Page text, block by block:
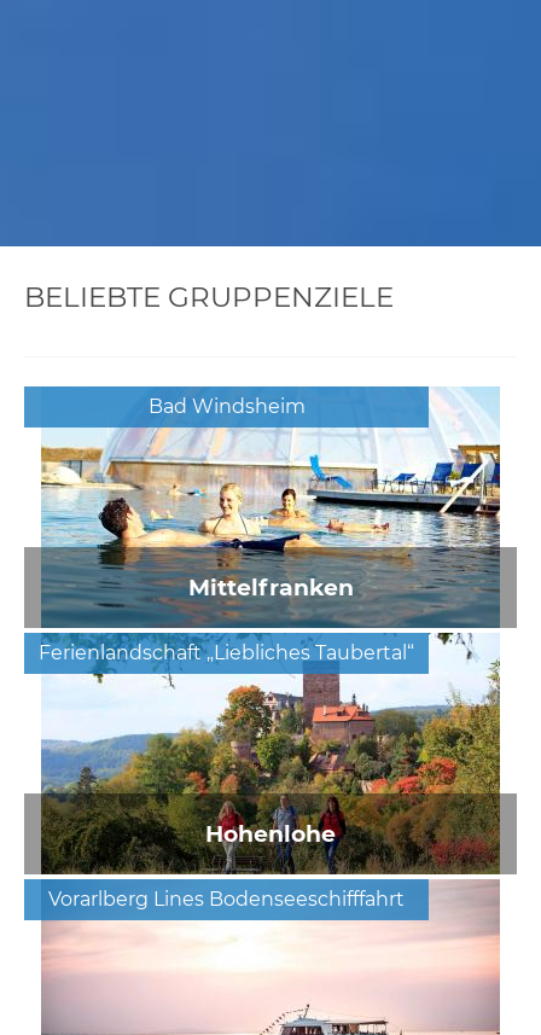
BELIEBTE GRUPPENZIELE
Bad Windsheim
Mittelfranken
Ferienlandschaft „Liebliches Taubertal“
Hohenlohe
Vorarlberg Lines Bodenseeschifffahrt